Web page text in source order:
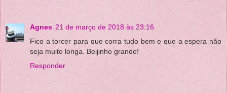
Agnes 21 de março de 2018 às 23:16
Fico a torcer para que corra tudo bem e que a espera não
seja muito longa. Beijinho grande!
Responder